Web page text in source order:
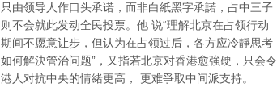
只由领导人作口头承诺，而非白紙黑字承諾，占中三子
则不会就此发动全民投票。他 说“理解北京在占领行动
期间不愿意让步，但认为在占领过后，各方应冷靜思考
如何解決管治问题”，又指若北京对香港愈強硬，只会令
港人对抗中央的情緒更高， 更难爭取中间派支持。